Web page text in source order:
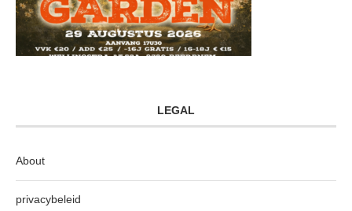
LEGAL
About
privacybeleid